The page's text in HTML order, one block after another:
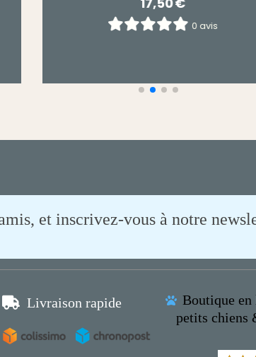
0 avis
et inscrivez-vous à notre
 Livraison rapide  Boutique
petits chiens